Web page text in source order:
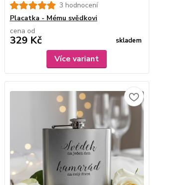
3 hodnocení
Placatka - Mému svědkovi
cena od
329 Kč skladem
Více variant